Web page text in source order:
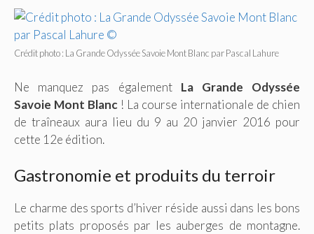
Crédit photo : La Grande Odyssée Savoie Mont Blanc par Pascal Lahure
Ne manquez pas également La Grande Odyssée
Savoie Mont Blanc ! La course internationale de chien
de traîneaux aura lieu du 9 au 20 janvier 2016 pour
cette 12e édition.
Gastronomie et produits du terroir
Le charme des sports d’hiver réside aussi dans les bons
petits plats proposés par les auberges de montagne.